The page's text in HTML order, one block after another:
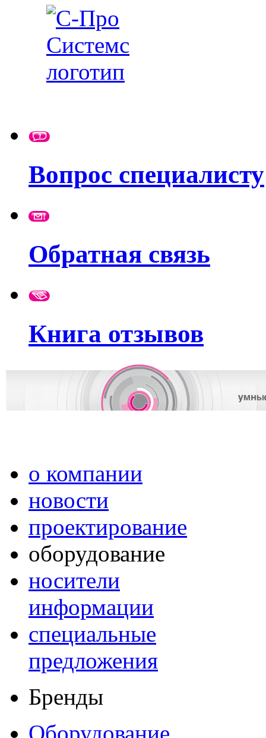
Вопрос специалисту
Обратная связь
Книга отзывов
о компании
новости
проектирование
оборудование
носители
информации
специальные
предложения
Бренды